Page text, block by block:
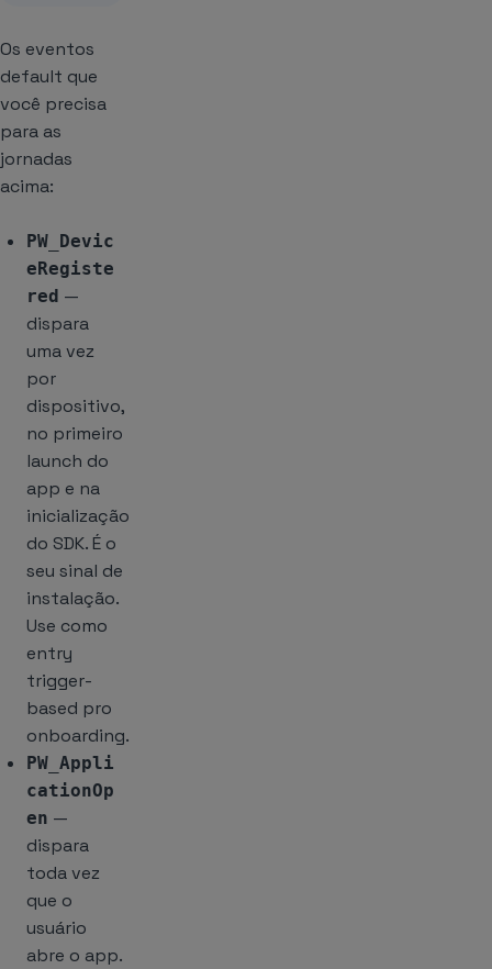
Os eventos
default que
você precisa
para as
jornadas
acima:
PW_Devic
eRegiste
red —
dispara
uma vez
por
dispositivo,
no primeiro
launch do
app e na
inicialização
do SDK. É o
seu sinal de
instalação.
Use como
entry
trigger-
based pro
onboarding.
PW_Appli
cationOp
en —
dispara
toda vez
que o
usuário
abre o app.